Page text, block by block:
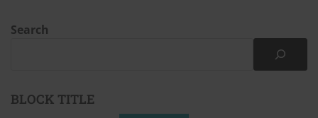
Search
BLOCK TITLE